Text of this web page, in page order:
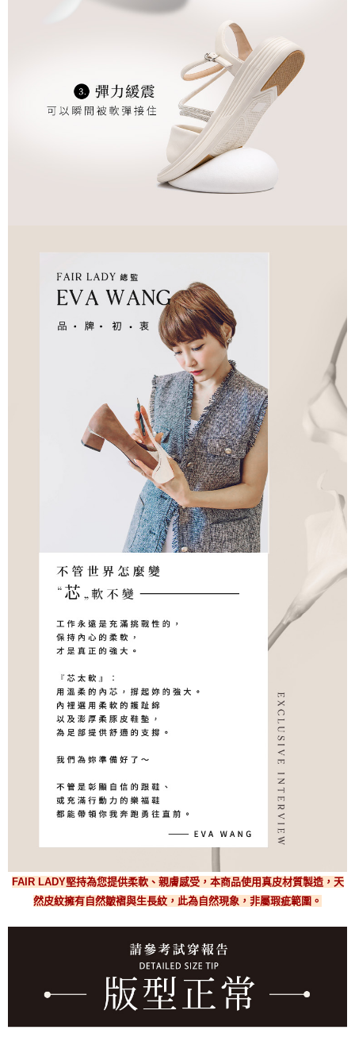
FAIR LADY堅持為您提供柔軟、親膚感受，本商品使用真皮材質製造，天
然皮紋擁有自然皺褶與生長紋，此為自然現象，非屬瑕疵範圍。